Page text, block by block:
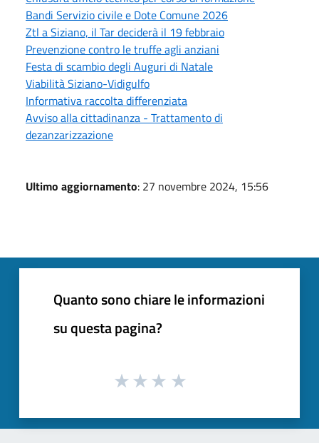
Bandi Servizio civile e Dote Comune 2026
Ztl a Siziano, il Tar deciderà il 19 febbraio
Prevenzione contro le truffe agli anziani
Festa di scambio degli Auguri di Natale
Viabilità Siziano-Vidigulfo
Informativa raccolta differenziata
Avviso alla cittadinanza - Trattamento di
dezanzarizzazione
Ultimo aggiornamento: 27 novembre 2024, 15:56
Quanto sono chiare le informazioni
su questa pagina?